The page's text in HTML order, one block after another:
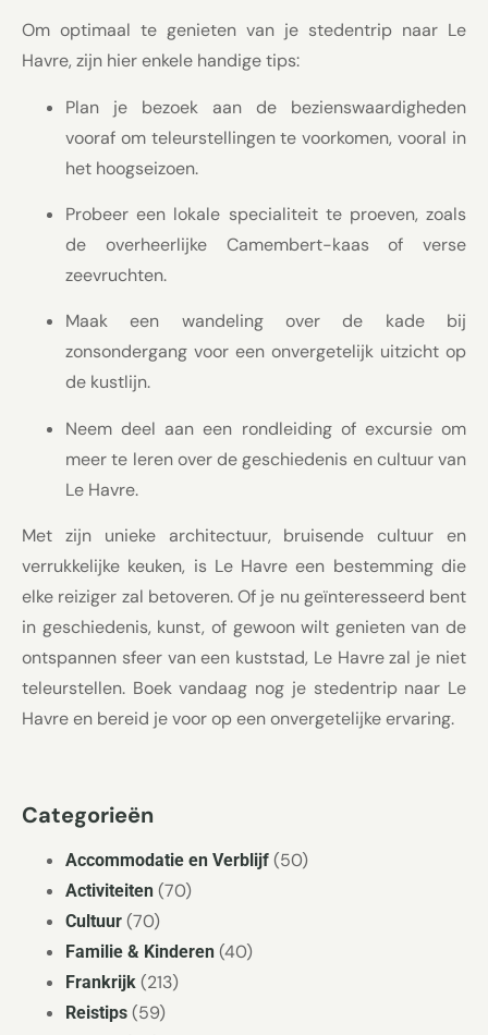
Om optimaal te genieten van je stedentrip naar Le
Havre, zijn hier enkele handige tips:
Plan je bezoek aan de bezienswaardigheden
vooraf om teleurstellingen te voorkomen, vooral in
het hoogseizoen.
Probeer een lokale specialiteit te proeven, zoals
de overheerlijke Camembert-kaas of verse
zeevruchten.
Maak een wandeling over de kade bij
zonsondergang voor een onvergetelijk uitzicht op
de kustlijn.
Neem deel aan een rondleiding of excursie om
meer te leren over de geschiedenis en cultuur van
Le Havre.
Met zijn unieke architectuur, bruisende cultuur en
verrukkelijke keuken, is Le Havre een bestemming die
elke reiziger zal betoveren. Of je nu geïnteresseerd bent
in geschiedenis, kunst, of gewoon wilt genieten van de
ontspannen sfeer van een kuststad, Le Havre zal je niet
teleurstellen. Boek vandaag nog je stedentrip naar Le
Havre en bereid je voor op een onvergetelijke ervaring.
Categorieën
Accommodatie en Verblijf (50)
Activiteiten (70)
Cultuur (70)
Familie & Kinderen (40)
Frankrijk (213)
Reistips (59)